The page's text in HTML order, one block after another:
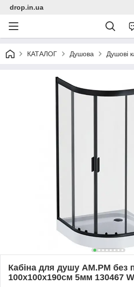
drop.in.ua
КАТАЛОГ Душова Душові
Кабіна для душу AM.PM без
100x100x190см 5мм 130467